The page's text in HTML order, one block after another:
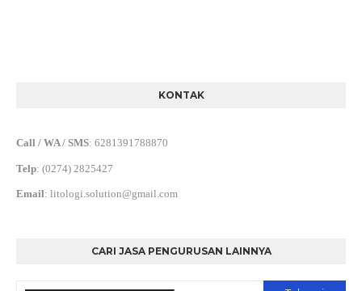
KONTAK
Call / WA / SMS: 6281391788870
Telp: (0274) 2825427
Email: litologi.solution@gmail.com
CARI JASA PENGURUSAN LAINNYA